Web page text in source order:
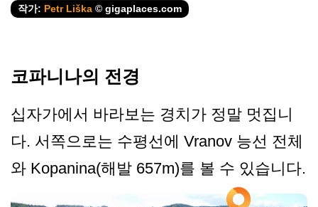
작가: Petr Liška © gigaplaces.com
코파니나의 전경
십자가에서 바라보는 경치가 정말 멋집니
다. 서쪽으로는 수평선에 Vranov 능선 전체
와 Kopanina(해발 657m)를 볼 수 있습니다.